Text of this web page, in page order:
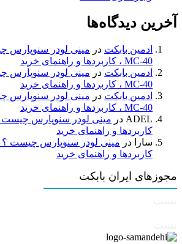
آخرین دیدگاه‌ها
ادمین بابکت در
MC-40 ، کاربردها و راهنمای خرید
ادمین بابکت در
MC-40 ، کاربردها و راهنمای خرید
ادمین بابکت در
MC-40 ، کاربردها و راهنمای خرید
ADEL در
کاربردها و راهنمای خرید
سارا
در
کاربردها و راهنمای خرید
مجوزهای ایران بابکت